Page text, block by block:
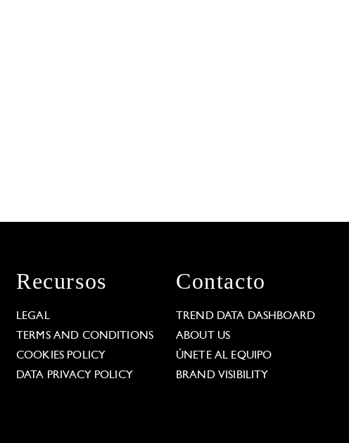
Recursos
LEGAL
TERMS AND CONDITIONS
COOKIES POLICY
DATA PRIVACY POLICY
Contacto
TREND DATA DASHBOARD
ABOUT US
ÚNETE AL EQUIPO
BRAND VISIBILITY